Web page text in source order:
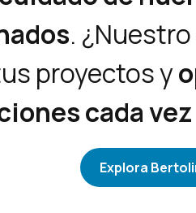
.
proyectos y
cada
Explora